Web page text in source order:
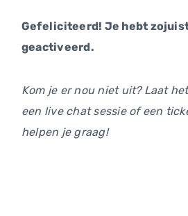
Gefeliciteerd! Je hebt
geactiveerd.
Kom je er nou niet uit? Laat
een live chat sessie of een
helpen je graag!